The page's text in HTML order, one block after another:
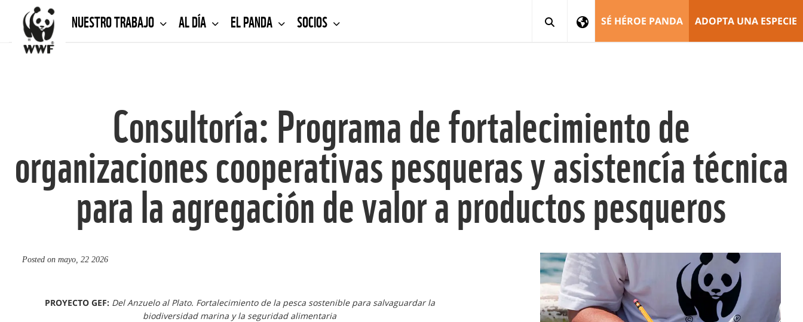
NUESTRO TRABAJO AL DÍA EL PANDA SOCIOS SÉ HÉROE PANDA ADOPTA UNA ESPECIE
Consultoría: Programa de fortalecimiento de
organizaciones cooperativas pesqueras y asistencía técnica
para la agregación de valor a productos pesqueros
Posted on mayo, 22 2026
PROYECTO GEF: Del Anzuelo al Plato. Fortalecimiento de la pesca sostenible para salvaguardar la
biodiversidad marina y la seguridad alimentaria